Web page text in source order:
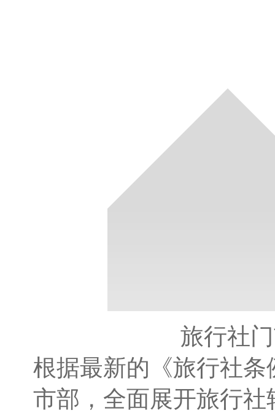
旅行社
根据最新的《旅行社
市部，全面展开旅行